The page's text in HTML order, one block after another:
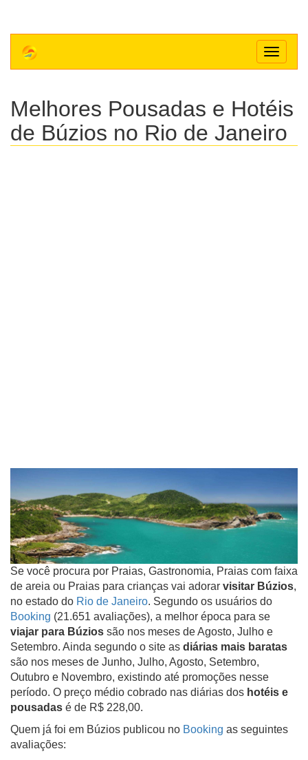
Toggle
Melhores Pousadas e Hotéis
de Búzios no Rio de Janeiro
Se você procura por Praias, Gastronomia, Praias com faixa
de areia ou Praias para crianças vai adorar visitar Búzios,
no estado do Rio de Janeiro. Segundo os usuários do
Booking (21.651 avaliações), a melhor época para se
viajar para Búzios são nos meses de Agosto, Julho e
Setembro. Ainda segundo o site as diárias mais baratas
são nos meses de Junho, Julho, Agosto, Setembro,
Outubro e Novembro, existindo até promoções nesse
período. O preço médio cobrado nas diárias dos hotéis e
pousadas é de R$ 228,00.
Quem já foi em Búzios publicou no Booking as seguintes
avaliações: